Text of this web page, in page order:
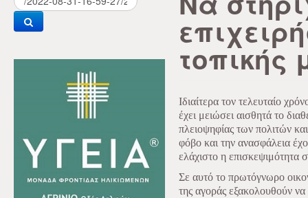
Ιδιαίτερα τον τελευταίο
έχει μειώσει αισθητά το
πλειοψηφίας των πολιτών
φόβο και την ανασφάλεια
ελάχιστο η επισκεψιμότητα
Σε αυτό το πρωτόγνωρο
της αγοράς εξακολουθούν